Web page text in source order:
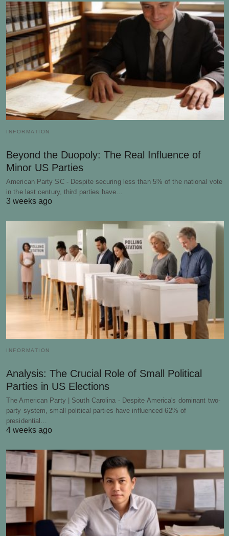
INFORMATION
Beyond the Duopoly: The Real Influence of
Minor US Parties
American Party SC - Despite securing less than 5% of the national vote
in the last century, third parties have…
3 weeks ago
INFORMATION
Analysis: The Crucial Role of Small Political
Parties in US Elections
The American Party | South Carolina - Despite America's dominant two-
party system, small political parties have influenced 62% of
presidential…
4 weeks ago